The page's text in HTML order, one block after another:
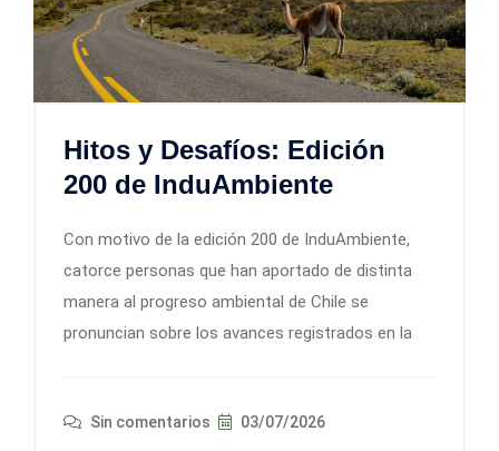
Hitos y Desafíos: Edición
200 de InduAmbiente
Con motivo de la edición 200 de InduAmbiente,
catorce personas que han aportado de distinta
manera al progreso ambiental de Chile se
pronuncian sobre los avances registrados en la
Sin comentarios 03/07/2026